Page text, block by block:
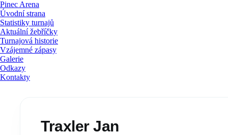
Pinec Arena
Úvodní strana
Statistiky turnajů
Aktuální žebříčky
Turnajová historie
Vzájemné zápasy
Galerie
Odkazy
Kontakty
Traxler Jan